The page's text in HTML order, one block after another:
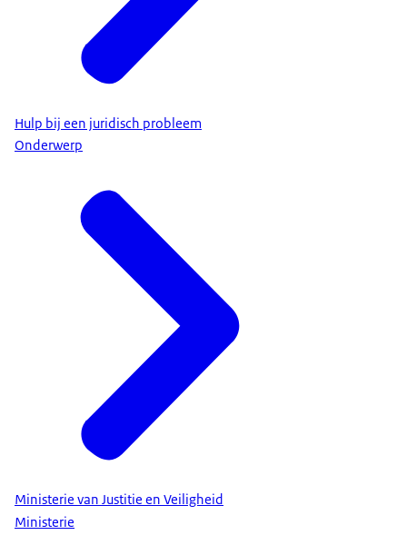
Hulp bij een juridisch probleem
Onderwerp
Ministerie van Justitie en Veiligheid
Ministerie